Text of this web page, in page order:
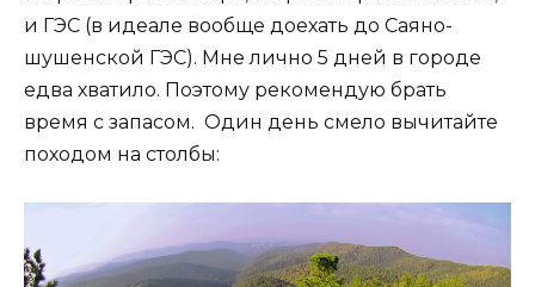
и ГЭС (в идеале вообще доехать до Саяно-
шушенской ГЭС). Мне лично 5 дней в городе
едва хватило. Поэтому рекомендую брать
время с запасом. Один день смело вычитайте
походом на столбы: